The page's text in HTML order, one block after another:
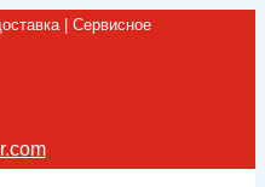
| Сервисное